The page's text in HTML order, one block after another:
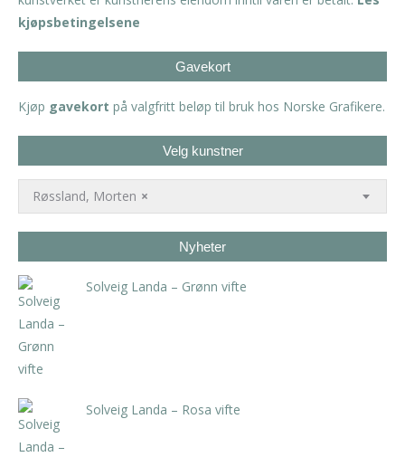
kjøpsbetingelsene
Gavekort
Kjøp gavekort på valgfritt beløp til bruk hos Norske Grafikere.
Velg kunstner
×
Røssland, Morten
Nyheter
Solveig Landa – Grønn vifte
Solveig Landa – Rosa vifte